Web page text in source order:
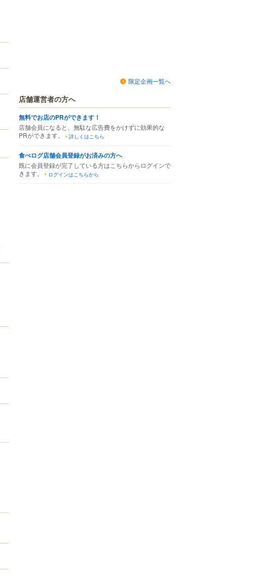
限定企画一覧へ
店舗運営者の方へ
無料でお店のPRができます！
店舗会員になると、無駄な広告費をかけずに効果的な
PRができます。
詳しくはこちら
食べログ店舗会員登録がお済みの方へ
既に会員登録が完了している方はこちらからログインで
きます。
ログインはこちらから